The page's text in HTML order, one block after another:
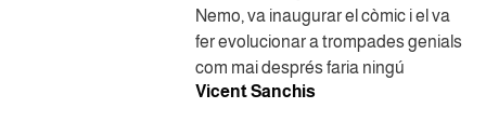
Nemo, va inaugurar el còmic i el va
fer evolucionar a trompades genials
com mai després faria ningú
Vicent Sanchis